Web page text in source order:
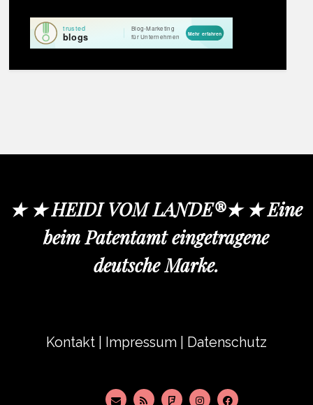
★ ★ HEIDI VOM LANDE®★ ★ Eine
beim Patentamt eingetragene
deutsche Marke.
Kontakt Impressum Datenschutz